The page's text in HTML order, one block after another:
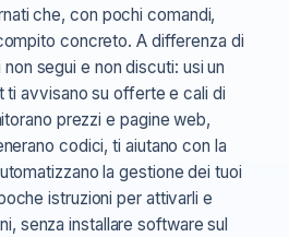
che, con pochi comandi,
concreto. A differenza di
segui e non discuti: usi un
ti avvisano su offerte e cali di
prezzi e pagine web,
codici, ti aiutano con la
la gestione dei tuoi
istruzioni per attivarli e
senza installare software sul